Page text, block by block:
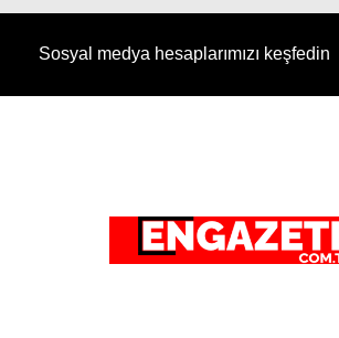
Sosyal medya hesaplarımızı keşfedin